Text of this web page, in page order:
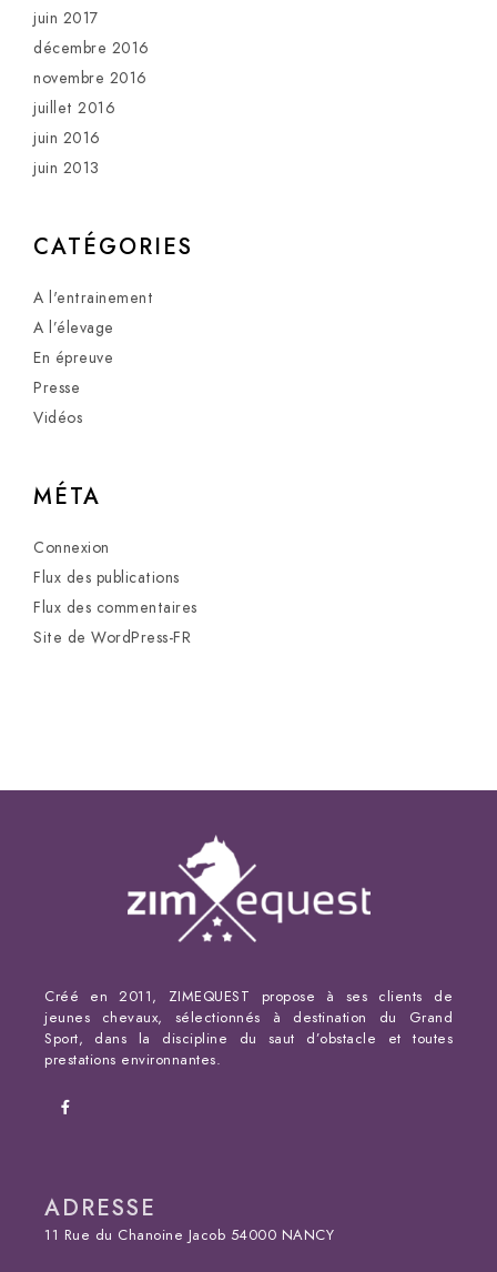
juin 2017
décembre 2016
novembre 2016
juillet 2016
juin 2016
juin 2013
CATÉGORIES
A l'entrainement
A l’élevage
En épreuve
Presse
Vidéos
MÉTA
Connexion
Flux des publications
Flux des commentaires
Site de WordPress-FR
Créé en 2011, ZIMEQUEST propose à ses clients de
jeunes chevaux, sélectionnés à destination du Grand
Sport, dans la discipline du saut d’obstacle et toutes
prestations environnantes.
ADRESSE
11 Rue du Chanoine Jacob 54000 NANCY